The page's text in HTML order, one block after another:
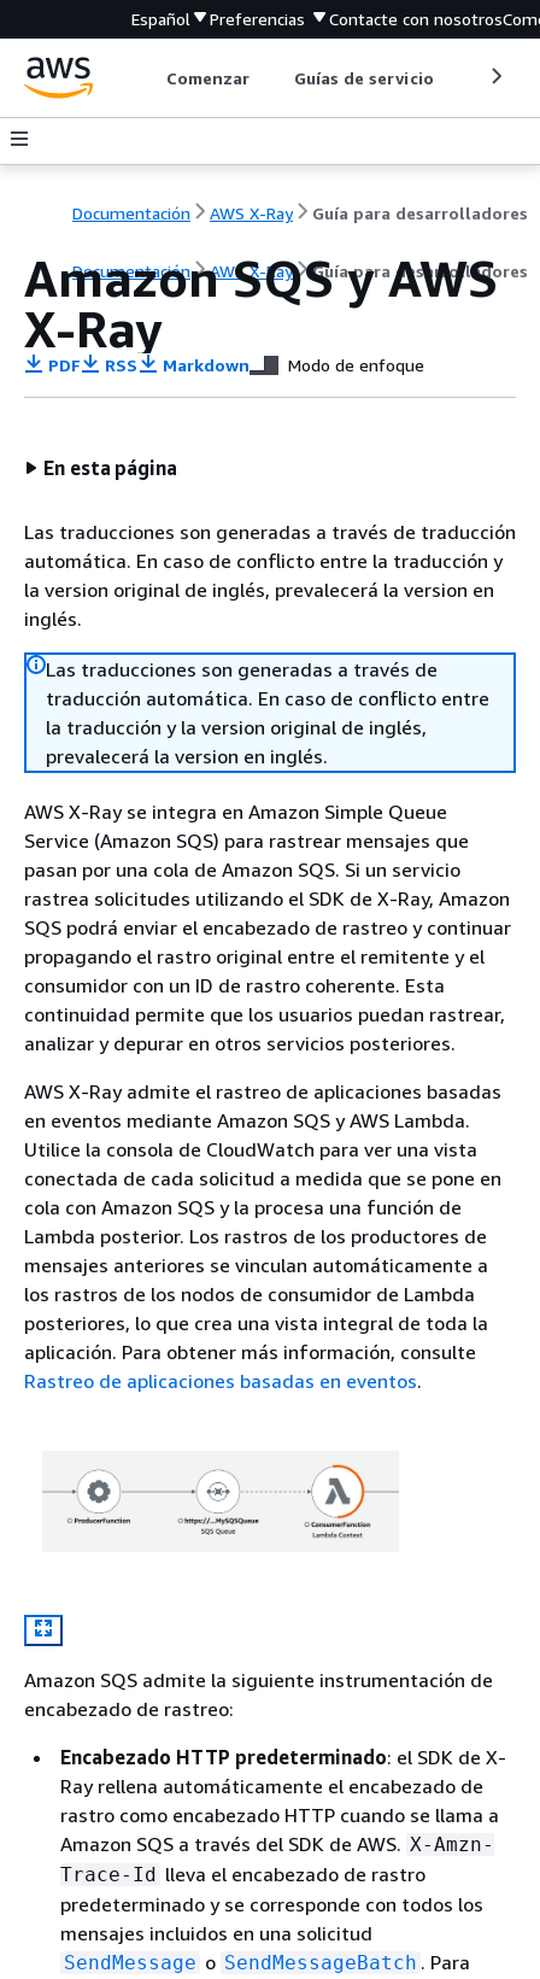
Español Preferencias Contacte con nosotros
Comenzar Guías de servicio
Documentación AWS X-Ray Guía para desarrolladores
Documentación AWS X-Ray Guía para desarrolladores
Amazon SQS y AWS
X-Ray
PDF RSS Markdown Modo de enfoque
En esta página
Las traducciones son generadas a través de traducción
automática. En caso de conflicto entre la traducción y
la version original de inglés, prevalecerá la version en
inglés.
Las traducciones son generadas a través de
traducción automática. En caso de conflicto entre
la traducción y la version original de inglés,
prevalecerá la version en inglés.
AWS X-Ray se integra en Amazon Simple Queue
Service (Amazon SQS) para rastrear mensajes que
pasan por una cola de Amazon SQS. Si un servicio
rastrea solicitudes utilizando el SDK de X-Ray, Amazon
SQS podrá enviar el encabezado de rastreo y continuar
propagando el rastro original entre el remitente y el
consumidor con un ID de rastro coherente. Esta
continuidad permite que los usuarios puedan rastrear,
analizar y depurar en otros servicios posteriores.
AWS X-Ray admite el rastreo de aplicaciones basadas
en eventos mediante Amazon SQS y AWS Lambda.
Utilice la consola de CloudWatch para ver una vista
conectada de cada solicitud a medida que se pone en
cola con Amazon SQS y la procesa una función de
Lambda posterior. Los rastros de los productores de
mensajes anteriores se vinculan automáticamente a
los rastros de los nodos de consumidor de Lambda
posteriores, lo que crea una vista integral de toda la
aplicación. Para obtener más información, consulte
Rastreo de aplicaciones basadas en eventos.
Amazon SQS admite la siguiente instrumentación de
encabezado de rastreo:
Encabezado HTTP predeterminado: el SDK de X-
Ray rellena automáticamente el encabezado de
rastro como encabezado HTTP cuando se llama a
Amazon SQS a través del SDK de AWS. X-Amzn-
Trace-Id lleva el encabezado de rastro
predeterminado y se corresponde con todos los
mensajes incluidos en una solicitud
SendMessage o SendMessageBatch . Para